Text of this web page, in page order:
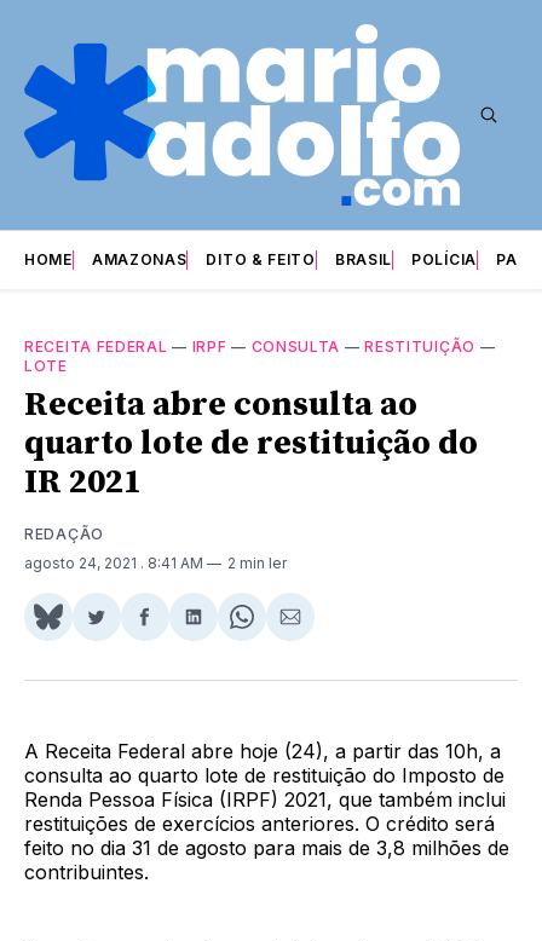
HOME AMAZONAS DITO & FEITO BRASIL POLÍCIA
RECEITA FEDERAL — IRPF — CONSULTA —RESTITUIÇÃO —
LOTE
Receita abre consulta ao
quarto lote de restituição do
IR 2021
REDAÇÃO
agosto 24, 2021 . 8:41 AM 2 min ler
Share
BlueSky
Compartilhar
Twitter
Compartilhar
Facebook
Compartilhar
LinkedIn
Share
WhatsApp
Compartilhar
Email
A Receita Federal abre hoje (24), a partir das 10h, a
consulta ao quarto lote de restituição do Imposto de
Renda Pessoa Física (IRPF) 2021, que também inclui
restituições de exercícios anteriores. O crédito será
feito no dia 31 de agosto para mais de 3,8 milhões de
contribuintes.